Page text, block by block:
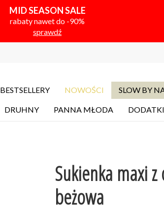
MID SEASON SALE
rabaty nawet do -90%
sprawdź
BESTSELLERY NOWOŚCI SLOW BY
DRUHNY PANNA MŁODA DODATKI
Sukienka maxi
beżowa